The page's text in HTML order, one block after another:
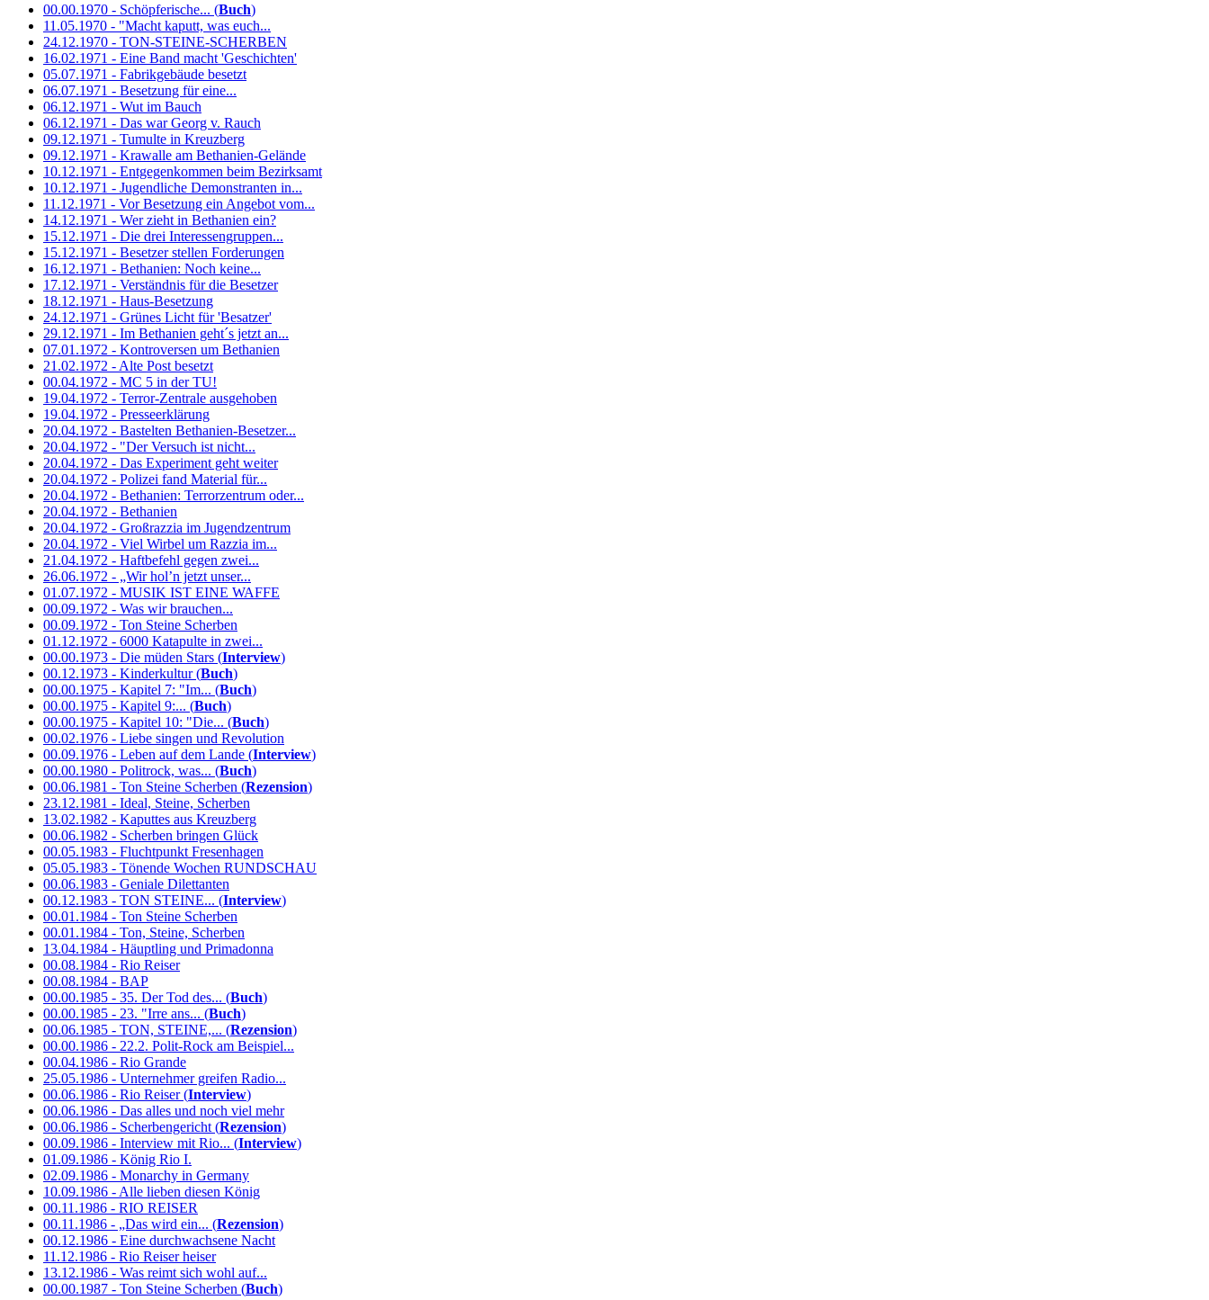
00.00.1970 - Schöpferische... (Buch)
11.05.1970 - "Macht kaputt, was euch...
24.12.1970 - TON-STEINE-SCHERBEN
16.02.1971 - Eine Band macht 'Geschichten'
05.07.1971 - Fabrikgebäude besetzt
06.07.1971 - Besetzung für eine...
06.12.1971 - Wut im Bauch
06.12.1971 - Das war Georg v. Rauch
09.12.1971 - Tumulte in Kreuzberg
09.12.1971 - Krawalle am Bethanien-Gelände
10.12.1971 - Entgegenkommen beim Bezirksamt
10.12.1971 - Jugendliche Demonstranten in...
11.12.1971 - Vor Besetzung ein Angebot vom...
14.12.1971 - Wer zieht in Bethanien ein?
15.12.1971 - Die drei Interessengruppen...
15.12.1971 - Besetzer stellen Forderungen
16.12.1971 - Bethanien: Noch keine...
17.12.1971 - Verständnis für die Besetzer
18.12.1971 - Haus-Besetzung
24.12.1971 - Grünes Licht für 'Besatzer'
29.12.1971 - Im Bethanien geht´s jetzt an...
07.01.1972 - Kontroversen um Bethanien
21.02.1972 - Alte Post besetzt
00.04.1972 - MC 5 in der TU!
19.04.1972 - Terror-Zentrale ausgehoben
19.04.1972 - Presseerklärung
20.04.1972 - Bastelten Bethanien-Besetzer...
20.04.1972 - "Der Versuch ist nicht...
20.04.1972 - Das Experiment geht weiter
20.04.1972 - Polizei fand Material für...
20.04.1972 - Bethanien: Terrorzentrum oder...
20.04.1972 - Bethanien
20.04.1972 - Großrazzia im Jugendzentrum
20.04.1972 - Viel Wirbel um Razzia im...
21.04.1972 - Haftbefehl gegen zwei...
26.06.1972 - „Wir hol’n jetzt unser...
01.07.1972 - MUSIK IST EINE WAFFE
00.09.1972 - Was wir brauchen...
00.09.1972 - Ton Steine Scherben
01.12.1972 - 6000 Katapulte in zwei...
00.00.1973 - Die müden Stars (Interview)
00.12.1973 - Kinderkultur (Buch)
00.00.1975 - Kapitel 7: "Im... (Buch)
00.00.1975 - Kapitel 9:... (Buch)
00.00.1975 - Kapitel 10: "Die... (Buch)
00.02.1976 - Liebe singen und Revolution
00.09.1976 - Leben auf dem Lande (Interview)
00.00.1980 - Politrock, was... (Buch)
00.06.1981 - Ton Steine Scherben (Rezension)
23.12.1981 - Ideal, Steine, Scherben
13.02.1982 - Kaputtes aus Kreuzberg
00.06.1982 - Scherben bringen Glück
00.05.1983 - Fluchtpunkt Fresenhagen
05.05.1983 - Tönende Wochen RUNDSCHAU
00.06.1983 - Geniale Dilettanten
00.12.1983 - TON STEINE... (Interview)
00.01.1984 - Ton Steine Scherben
00.01.1984 - Ton, Steine, Scherben
13.04.1984 - Häuptling und Primadonna
00.08.1984 - Rio Reiser
00.08.1984 - BAP
00.00.1985 - 35. Der Tod des... (Buch)
00.00.1985 - 23. "Irre ans... (Buch)
00.06.1985 - TON, STEINE,... (Rezension)
00.00.1986 - 22.2. Polit-Rock am Beispiel...
00.04.1986 - Rio Grande
25.05.1986 - Unternehmer greifen Radio...
00.06.1986 - Rio Reiser (Interview)
00.06.1986 - Das alles und noch viel mehr
00.06.1986 - Scherbengericht (Rezension)
00.09.1986 - Interview mit Rio... (Interview)
01.09.1986 - König Rio I.
02.09.1986 - Monarchy in Germany
10.09.1986 - Alle lieben diesen König
00.11.1986 - RIO REISER
00.11.1986 - „Das wird ein... (Rezension)
00.12.1986 - Eine durchwachsene Nacht
11.12.1986 - Rio Reiser heiser
13.12.1986 - Was reimt sich wohl auf...
00.00.1987 - Ton Steine Scherben (Buch)